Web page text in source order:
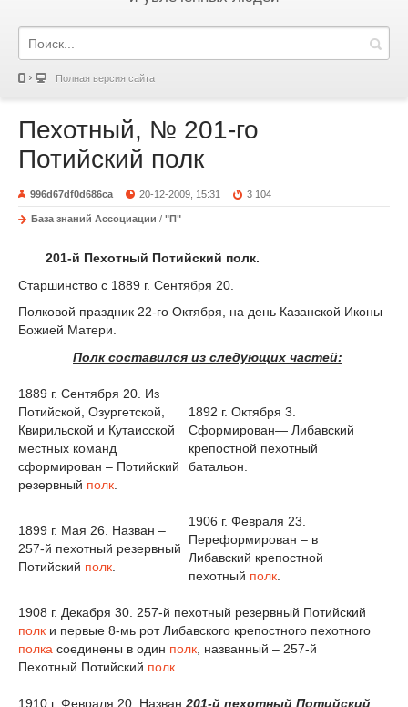
Полная версия сайта
Пехотный, № 201-го
Потийский полк
996d67df0d686ca 20-12-2009, 15:31 3 104
База знаний Ассоциации / "П"
201-й Пехотный Потийский полк.
Старшинство с 1889 г. Сентября 20.
Полковой праздник 22-го Октября, на день Казанской Иконы
Божией Матери.
Полк составился из следующих частей:
1889 г. Сентября 20. Из
Потийской, Озургетской,
Квирильской и Кутаисской
местных команд
сформирован – Потийский
резервный полк
1892 г. Октября 3.
Сформирован— Либавский
крепостной пехотный
батальон.
1899 г. Мая 26. Назван –
257-й пехотный резервный
Потийский полк
1906 г. Февраля 23.
Переформирован – в
Либавский крепостной
пехотный полк
1908 г. Декабря 30. 257-й пехотный резервный Потийский
полк и первые 8-мь рот Либавского крепостного пехотного
полка соединены в один полк , названный – 257-й
Пехотный Потийский полк
1910 г. Февраля 20. Назван 201-й пехотный Потийский